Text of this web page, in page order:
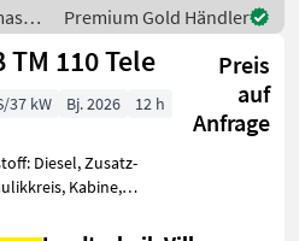
Zusatz-
JCB 409
Premium Gold Händler
TM 110 Tele
Preis
auf
Anfrage
37 kW Bj. 2026 12 h
Diesel, Zusatz-
Kabine,